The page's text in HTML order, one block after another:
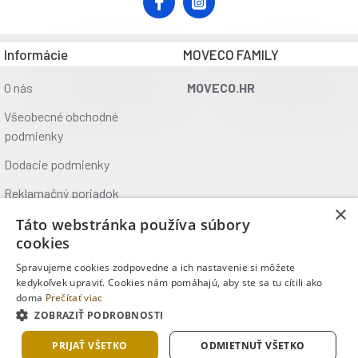
materiál: 50% hliník, 50%
materiál rukovätí: TPR
kolieska: 82A PU, 200 mm
doska: široká, protišmyková
rozmer kolobežky: 90 x 35 x 93 cm
rozmer dosky: 53 x 11 cm
nastaviteľná výška: 83 - 88 - 93 cm
šírka riadidiel: 35 cm
brzda: nožný
sklopný stojan
prepravný popruh
hmotnosť: 3,5 kg
norma: EN 14619
Informácie
O nás
Všeobecné obchodné
podmienky
Dodacie podmienky
Reklamačný poriadok
Ochrana údajov
Kontakt
Kde nás nájdete
MOVECO FAMILY
MOVECO.HR
Copyright © 2025, MOVECO s.r.o., Všetky práva vyhradené
×
Táto webstránka používa súbory
cookies
Spravujeme cookies zodpovedne a ich nastavenie si môžete
kedykoľvek upraviť. Cookies nám pomáhajú, aby ste sa tu cítili ako
doma Prečítať viac
ZOBRAZIŤ PODROBNOSTI
PRIJAŤ VŠETKO ODMIETNUŤ VŠETKO